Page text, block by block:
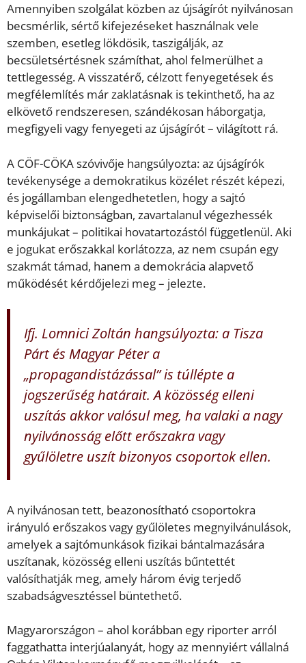
Amennyiben szolgálat közben az újságírót nyilvánosan
becsmérlik, sértő kifejezéseket használnak vele
szemben, esetleg lökdösik, taszigálják, az
becsületsértésnek számíthat, ahol felmerülhet a
tettlegesség. A visszatérő, célzott fenyegetések és
megfélemlítés már zaklatásnak is tekinthető, ha az
elkövető rendszeresen, szándékosan háborgatja,
megfigyeli vagy fenyegeti az újságírót – világított rá.
A CÖF-CÖKA szóvivője hangsúlyozta: az újságírók
tevékenysége a demokratikus közélet részét képezi,
és jogállamban elengedhetetlen, hogy a sajtó
képviselői biztonságban, zavartalanul végezhessék
munkájukat – politikai hovatartozástól függetlenül. Aki
e jogukat erőszakkal korlátozza, az nem csupán egy
szakmát támad, hanem a demokrácia alapvető
működését kérdőjelezi meg – jelezte.
Ifj. Lomnici Zoltán hangsúlyozta: a Tisza
Párt és Magyar Péter a
„propagandistázással” is túllépte a
jogszerűség határait. A közösség elleni
uszítás akkor valósul meg, ha valaki a nagy
nyilvánosság előtt erőszakra vagy
gyűlöletre uszít bizonyos csoportok ellen.
A nyilvánosan tett, beazonosítható csoportokra
irányuló erőszakos vagy gyűlöletes megnyilvánulások,
amelyek a sajtómunkások fizikai bántalmazására
uszítanak, közösség elleni uszítás bűntettét
valósíthatják meg, amely három évig terjedő
szabadságvesztéssel büntethető.
Magyarországon – ahol korábban egy riporter arról
faggathatta interjúalanyát, hogy az mennyiért vállalná